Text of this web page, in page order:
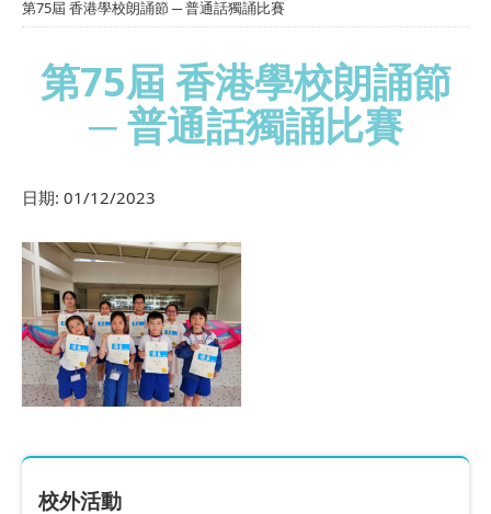
第75屆 香港學校朗誦節 ─ 普通話獨誦比賽
第75屆 香港學校朗誦節
─ 普通話獨誦比賽
日期: 01/12/2023
校外活動